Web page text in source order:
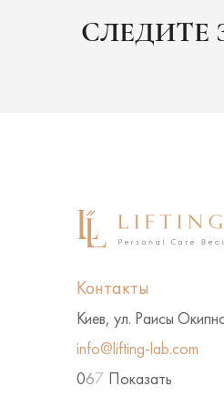
Контакты
Киев, ул. Раисы
info@lifting-lab.com
067 Показать